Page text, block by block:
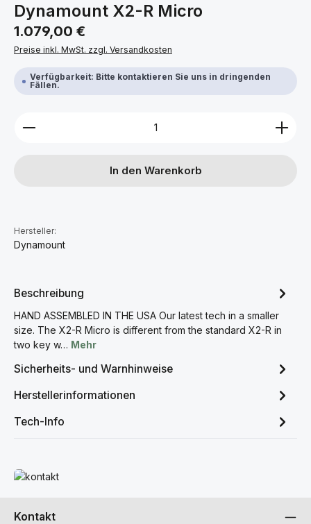
Dynamount X2-R Micro
Regulärer Preis:
1.079,00 €
Preise inkl. MwSt. zzgl. Versandkosten
Verfügbarkeit: Bitte kontaktieren Sie uns in dringenden
Fällen.
Produkt Anzahl: Gib den gewünschten Wert ein
In den Warenkorb
Hersteller:
Dynamount
Beschreibung
HAND ASSEMBLED IN THE USA Our latest tech in a smaller
size. The X2-R Micro is different from the standard X2-R in
two key w… Mehr
Sicherheits- und Warnhinweise
Herstellerinformationen
Tech-Info
Mehr erfahren
Kontakt